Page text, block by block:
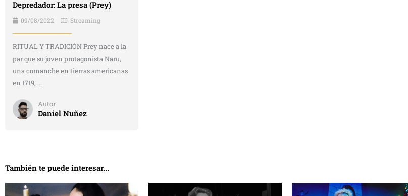
Depredador: La presa (Prey)
09/08/2022 Streaming
RITUAL Y TRADICIÓN Prey nace a la
par que su joven protagonista Naru,
una comanche en tierras americanas
en 1719, ...
Autor
Daniel Nuñez
También te puede interesar...